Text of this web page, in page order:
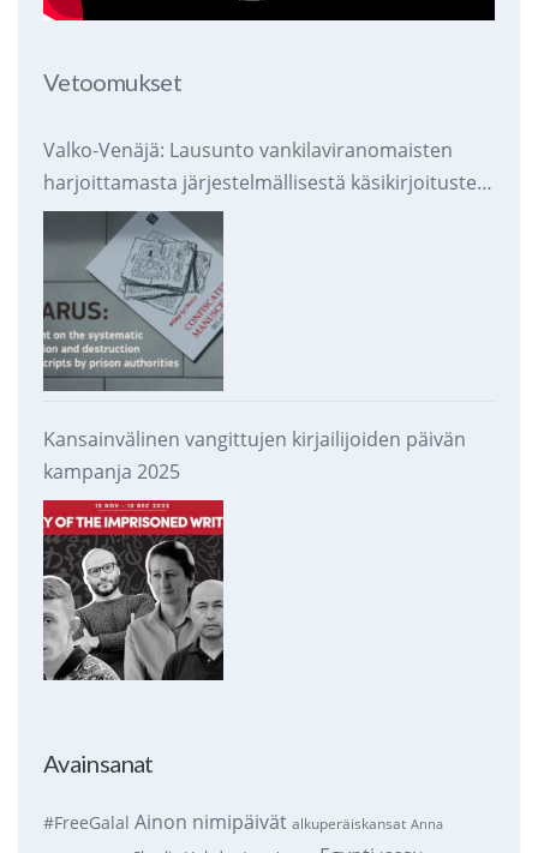
Vetoomukset
Valko-Venäjä: Lausunto vankilaviranomaisten
harjoittamasta järjestelmällisestä käsikirjoitusten
takavarikoinnista ja tuhoamisesta
Kansainvälinen vangittujen kirjailijoiden päivän
kampanja 2025
Avainsanat
#FreeGalal Ainon nimipäivät alkuperäiskansat Anna